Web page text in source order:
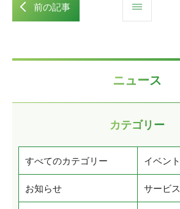
前の記事
ニュース
カテゴリー
すべてのカテゴリー イベント
お知らせ サービス